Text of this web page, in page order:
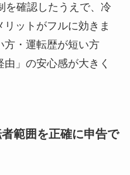
を確認したうえで、冷
ットがフルに効きま
方・運転歴が短い方
」の安心感が大きく
範囲を正確に申告で